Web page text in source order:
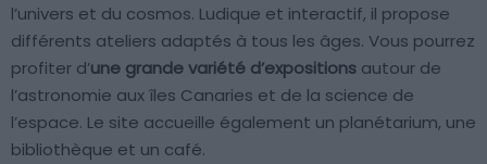
l’univers et du cosmos. Ludique et interactif, il propose
différents ateliers adaptés à tous les âges. Vous pourrez
profiter d’une grande variété d’expositions autour de
l’astronomie aux îles Canaries et de la science de
l’espace. Le site accueille également un planétarium, une
bibliothèque et un café.